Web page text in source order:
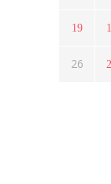
19
26